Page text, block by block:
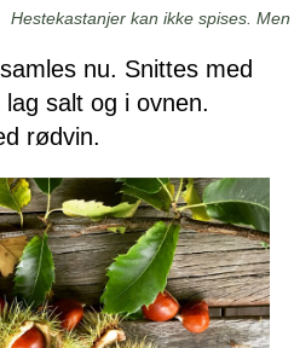
Hestekastanjer kan ikke spises.
nu. Snittes med
salt og i ovnen.
rødvin.